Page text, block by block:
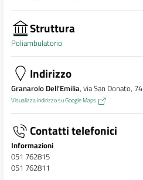
Struttura
Poliambulatorio
Indirizzo
Granarolo Dell'Emilia, via San Donato, 74
Visualizza indirizzo su Google Maps
Contatti telefonici
Informazioni
051 762815
051 762811